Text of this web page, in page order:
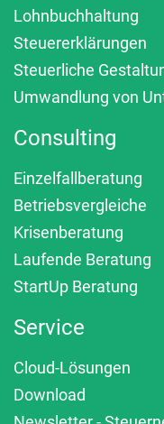
Lohnbuchhaltung
Steuererklärungen
Steuerliche
Umwandlung von
Consulting
Einzelfallberatung
Betriebsvergleiche
Krisenberatung
Laufende Beratung
StartUp Beratung
Service
Cloud-Lösungen
Download